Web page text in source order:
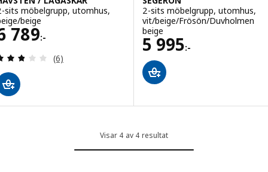
sits möbelgrupp, utomhus,
beige
789:-
6789:-
Recensera: 2.8 utav 5 stjärnor. Totalt antal
(6)
2-sits möbelgrupp, utomhus,
vit/beige/Frösön/Duvholmen
beige
5 995:-
Pris 5995:-
Visar 4 av 4 resultat